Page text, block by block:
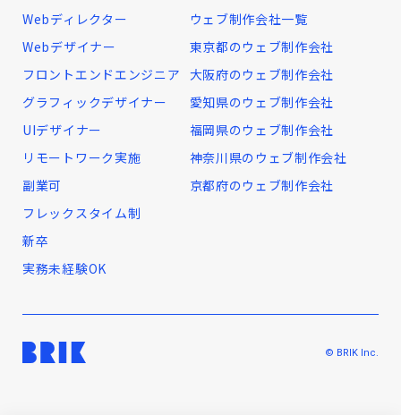
Webディレクター
Webデザイナー
フロントエンドエンジニア
グラフィックデザイナー
UIデザイナー
リモートワーク実施
副業可
フレックスタイム制
新卒
実務未経験OK
ウェブ制作会社一覧
東京都のウェブ制作会社
大阪府のウェブ制作会社
愛知県のウェブ制作会社
福岡県のウェブ制作会社
神奈川県のウェブ制作会社
京都府のウェブ制作会社
© BRIK Inc.